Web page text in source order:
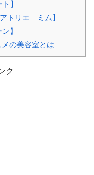
】
トリエ ミム】
】
の美容室とは
ク